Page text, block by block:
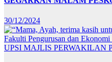
30/12/2024
Fakulti Pengurusan dan Ekonomi
UPSI MAJLIS PERWAKILAN